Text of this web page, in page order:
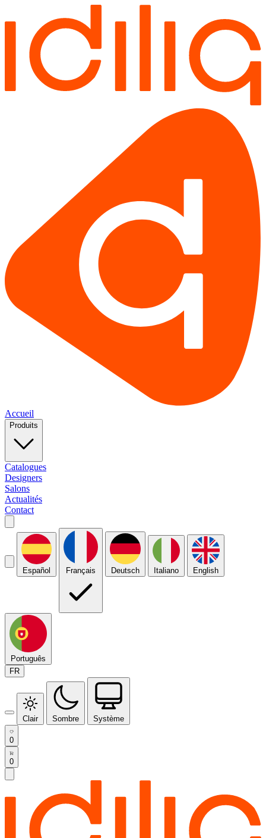
Accueil
Produits
Catalogues
Designers
Salons
Actualités
Contact
Español Français Deutsch Italiano English
Português
FR
Clair Sombre Système
0
0